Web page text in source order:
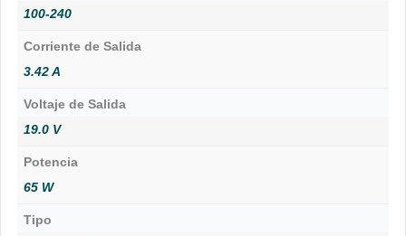
100-240
Corriente de Salida
3.42 A
Voltaje de Salida
19.0 V
Potencia
65 W
Tipo